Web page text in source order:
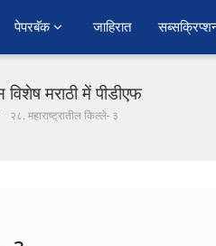
पेपरबॅक जाहिरात
मराठी में पीडीएफ
२८. महाराष्ट्रातील किल्ले- ३